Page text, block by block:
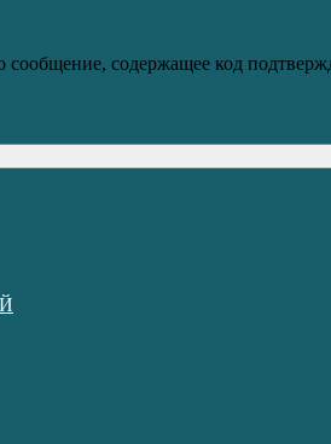
сообщение, содержащее код